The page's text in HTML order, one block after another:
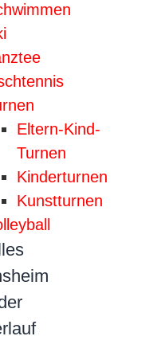
Eltern-Kind-
Turnen
Kinderturnen
Kunstturnen